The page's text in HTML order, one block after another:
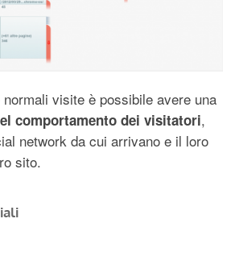
visite è possibile avere una
comportamento dei visitatori,
network da cui arrivano e il loro
sito.